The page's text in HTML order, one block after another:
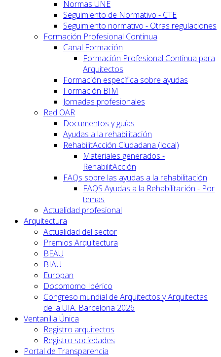
Normas UNE
Seguimiento de Normativo - CTE
Seguimiento normativo - Otras regulaciones
Formación Profesional Continua
Canal Formación
Formación Profesional Continua para
Arquitectos
Formación específica sobre ayudas
Formación BIM
Jornadas profesionales
Red OAR
Documentos y guías
Ayudas a la rehabilitación
RehabilitAcción Ciudadana (local)
Materiales generados -
RehabilitAcción
FAQs sobre las ayudas a la rehabilitación
FAQS Ayudas a la Rehabilitación - Por
temas
Actualidad profesional
Arquitectura
Actualidad del sector
Premios Arquitectura
BEAU
BIAU
Europan
Docomomo Ibérico
Congreso mundial de Arquitectos y Arquitectas
de la UIA. Barcelona 2026
Ventanilla Única
Registro arquitectos
Registro sociedades
Portal de Transparencia